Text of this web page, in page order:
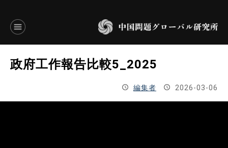
言語別アーカイブ
JAPANESE
政府工作報告比較5_2025
編集者 2026-03-06